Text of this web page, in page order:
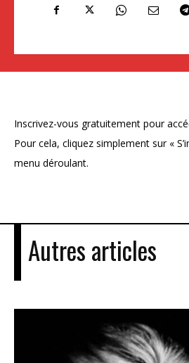
Inscrivez-vous gratuitement pour
Pour cela, cliquez simplement sur «
menu déroulant.
Autres articles